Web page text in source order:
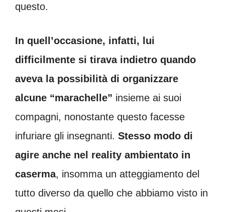
questo.
In quell’occasione, infatti, lui
difficilmente si tirava indietro quando
aveva la possibilità di organizzare
alcune “marachelle” insieme ai suoi
compagni, nonostante questo facesse
infuriare gli insegnanti. Stesso modo di
agire anche nel reality ambientato in
caserma, insomma un atteggiamento del
tutto diverso da quello che abbiamo visto in